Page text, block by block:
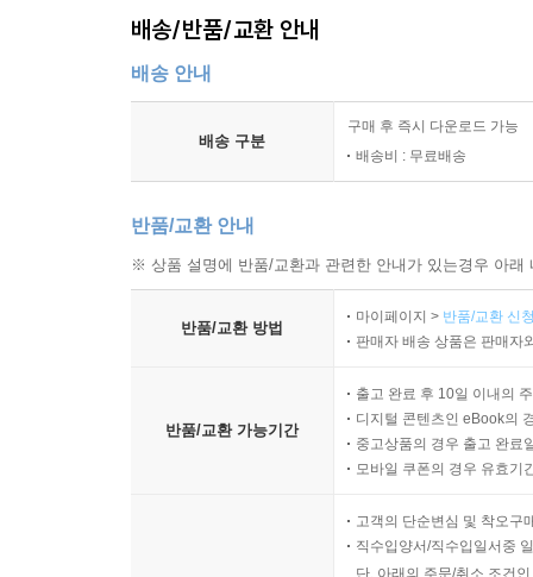
배송/반품/교환 안내
배송 안내
배송 구분
구매 후 즉시 다운로드 가능
배송비 : 무료배송
반품/교환 안내
※ 상품 설명에 반품/교환과 관련한 안내가 있는경우 아
반품/교환 방법
마이페이지 > 반품/교환 신
판매자 배송 상품은 판매자
반품/교환 가능기간
출고 완료 후 10일 이내의
디지털 콘텐츠인 eBook의
중고상품의 경우 출고 완료
모바일 쿠폰의 경우 유효기
고객의 단순변심 및 착오구
직수입양서/직수입일서중
단, 아래의 주문/취소 조건